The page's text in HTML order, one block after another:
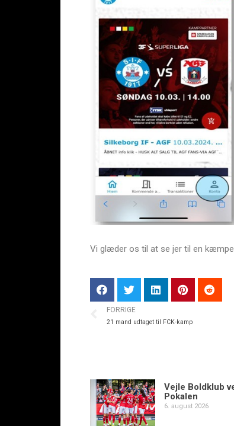
Vi glæder os til at se jer til en
FORRIGE
21 mand udtaget til FCK-kamp
Vejle Boldklub
Pokalen
6. august 2026